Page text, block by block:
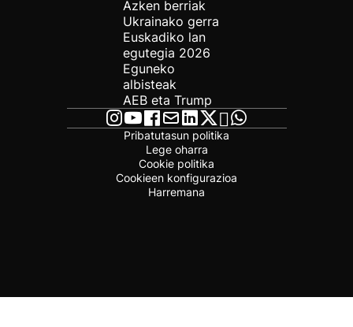
Azken berriak
Ukrainako gerra
Euskadiko lan
egutegia 2026
Eguneko
albisteak
AEB eta Trump
Pribatutasun politika
Lege oharra
Cookie politika
Cookieen konfigurazioa
Harremana